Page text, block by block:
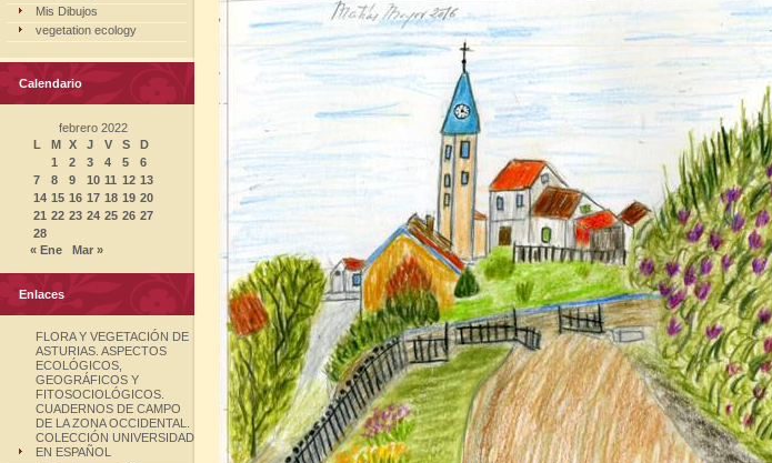
Mis Dibujos
vegetation ecology
Calendario
febrero 2022
L
M X J V S
D
1
2 3 4 5
6
7
8 9 10 11 12 13
14 15 16 17 18 19 20
21 22 23 24 25 26 27
28
« Ene
Mar »
Enlaces
FLORA Y VEGETACIÓN DE
ASTURIAS. ASPECTOS
ECOLÓGICOS,
GEOGRÁFICOS Y
FITOSOCIOLÓGICOS.
CUADERNOS DE CAMPO
DE LA ZONA OCCIDENTAL.
COLECCIÓN UNIVERSIDAD
EN ESPAÑOL